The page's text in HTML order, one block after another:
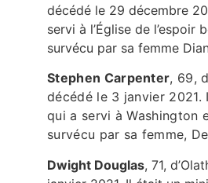
décédé le 29 décembre
servi à l’Église de l’espoir
survécu par sa femme
Stephen Carpenter, 69,
décédé le 3 janvier
qui a servi à Washington
survécu par sa femme,
Dwight Douglas, 71,